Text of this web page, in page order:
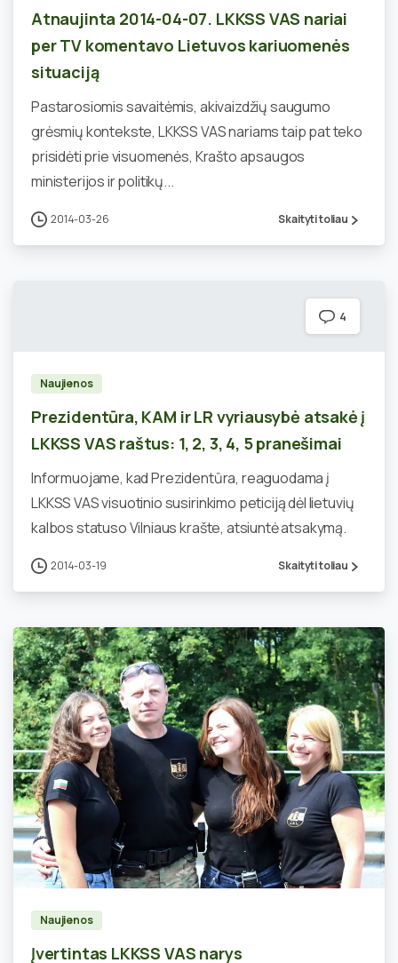
Atnaujinta 2014-04-07. LKKSS VAS nariai
per TV komentavo Lietuvos kariuomenės
situaciją
Pastarosiomis savaitėmis, akivaizdžių saugumo
grėsmių kontekste, LKKSS VAS nariams taip pat teko
prisidėti prie visuomenės, Krašto apsaugos
ministerijos ir politikų...
2014-03-26 Skaityti toliau
4
Naujienos
Prezidentūra, KAM ir LR vyriausybė atsakė į
LKKSS VAS raštus: 1, 2, 3, 4, 5 pranešimai
Informuojame, kad Prezidentūra, reaguodama į
LKKSS VAS visuotinio susirinkimo peticiją dėl lietuvių
kalbos statuso Vilniaus krašte, atsiuntė atsakymą.
2014-03-19 Skaityti toliau
0
Naujienos
Įvertintas LKKSS VAS narys